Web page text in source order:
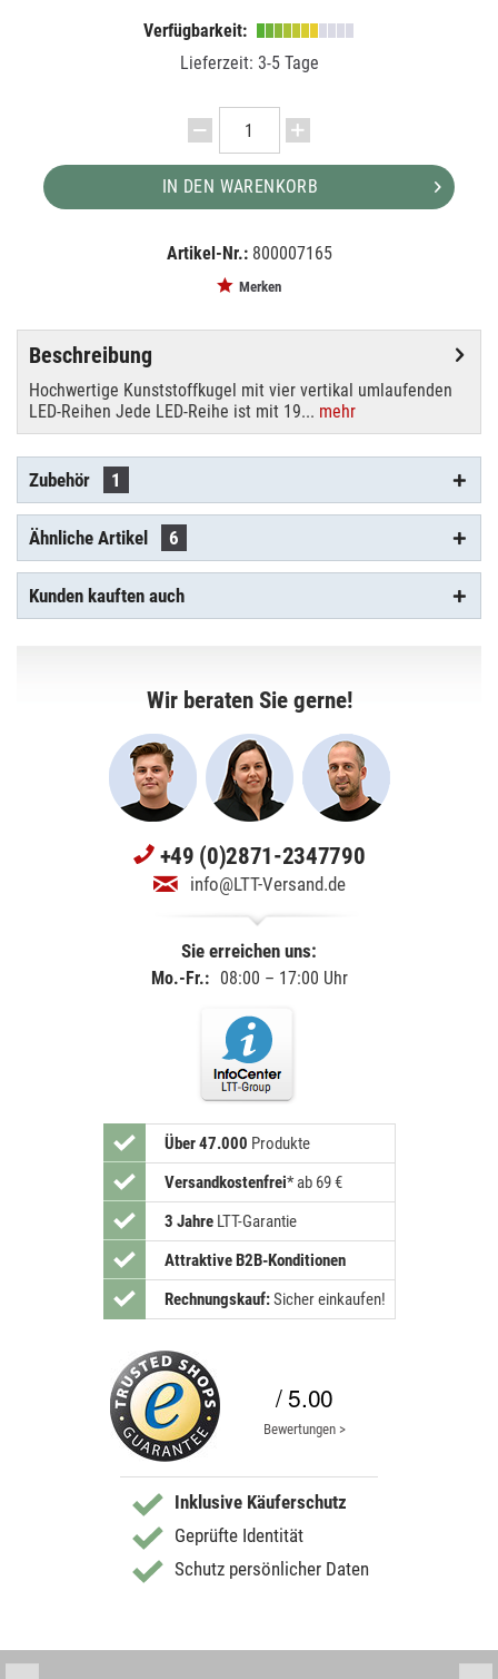
Verfügbarkeit:
Lieferzeit: 3-5 Tage
IN DEN WARENKORB
Artikel-Nr.: 800007165
Merken
Beschreibung
Hochwertige Kunststoffkugel mit vier vertikal umlaufenden
LED-Reihen Jede LED-Reihe ist mit 19... mehr
Zubehör 1
Ähnliche Artikel 6
Kunden kauften auch
Wir beraten Sie gerne!
+49 (0)2871-2347790
info@LTT-Versand.de
Sie erreichen uns:
Mo.-Fr.: 08:00 – 17:00 Uhr
Über 47.000 Produkte
Versandkostenfrei* ab 69 €
3 JahreLTT-Garantie
Attraktive B2B-Konditionen
Rechnungskauf:Sicher einkaufen!
/ 5.00
Bewertungen >
Inklusive Käuferschutz
Geprüfte Identität
Schutz persönlicher Daten